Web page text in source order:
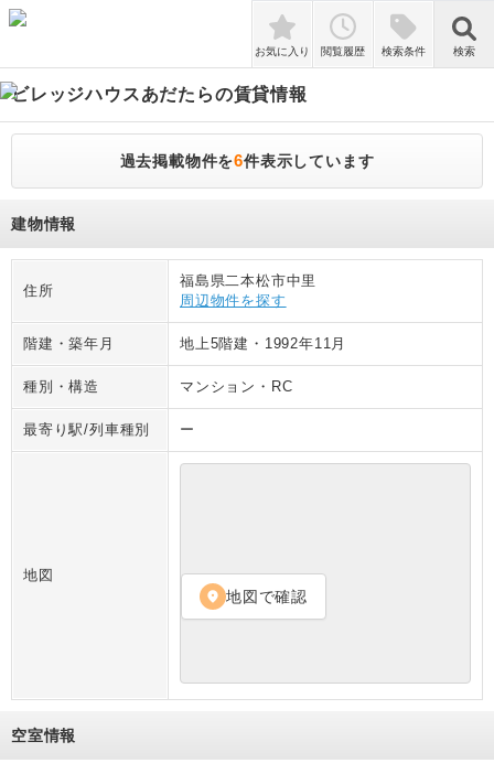
検索
お気に入り 閲覧履歴 検索条件 検索
ビレッジハウスあだたらの賃貸情報
過去掲載物件を6件表示しています
建物情報
住所
福島県二本松市中里
周辺物件を探す
階建・築年月 地上5階建 ・ 1992年11月
種別・構造 マンション ・ RC
最寄り駅/列車種別 ー
地図
location_on 地図で確認
空室情報